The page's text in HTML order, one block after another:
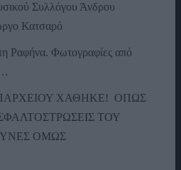
Συλλόγου Άνδρου
Κατσαρό
Ραφήνα. Φωτογραφίες από
ΧΑΘΗΚΕ! ΟΠΩΣ
ΤΟΥ
ΟΜΩΣ